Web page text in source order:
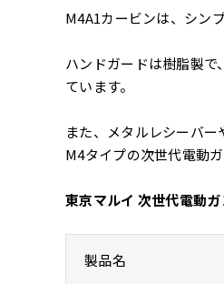
M4A1カービンは、シン
ハンドガードは樹脂製
ています。
また、メタルレシーバ
M4タイプの次世代電動
東京マルイ 次世代電動
製品名